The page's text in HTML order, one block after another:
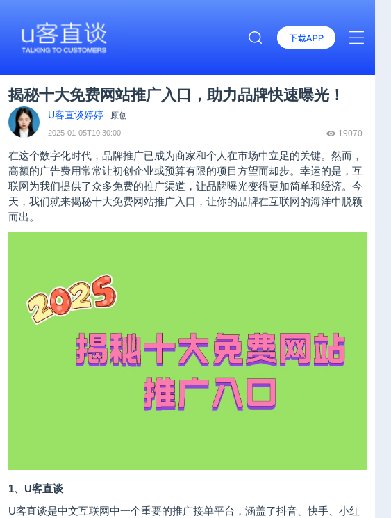
揭秘十大免费网站推广入口，助力品牌快速曝光！
U客直谈婷婷 原创
2025-01-05T10:30:00 19070
在这个数字化时代，品牌推广已成为商家和个人在市场中立足的关键。然而，
高额的广告费用常常让初创企业或预算有限的项目方望而却步。幸运的是，互
联网为我们提供了众多免费的推广渠道，让品牌曝光变得更加简单和经济。今
天，我们就来揭秘十大免费网站推广入口 ，让你的品牌在互联网的海洋中脱颖
而出。
1、U客直谈
U客直谈是中文互联网中一个重要的推广接单平台，涵盖了抖音、快手、小红